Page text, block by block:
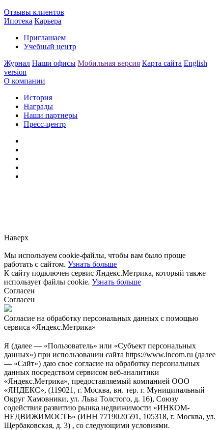
Отзывы клиентов
Ипотека Карьера
Приглашаем
Учебный центр
Журнал Наши офисы Мобильная версия Карта сайта English
version
О компании
История
Награды
Наши партнеры
Пресс-центр
Наверх
Мы используем cookie-файлы, чтобы вам было проще
работать с сайтом. Узнать больше
К сайту подключен сервис Яндекс.Метрика, который также
использует файлы cookie. Узнать больше
Согласен
Согласен
Согласие на обработку персональных данных с помощью
сервиса «Яндекс.Метрика»
Я (далее — «Пользователь» или «Субъект персональных
данных») при использовании сайта https://www.incom.ru (далее
— «Сайт») даю свое согласие на обработку персональных
данных посредством сервисом веб-аналитики
«Яндекс.Метрика», предоставляемый компанией ООО
«ЯНДЕКС», (119021, г. Москва, вн. тер. г. Муниципальный
Округ Хамовники, ул. Льва Толстого, д. 16), Союзу
содействия развитию рынка недвижимости «ИНКОМ-
НЕДВИЖИМОСТЬ» (ИНН 7719020591, 105318, г. Москва, ул.
Щербаковская, д. 3) , со следующими условиями.